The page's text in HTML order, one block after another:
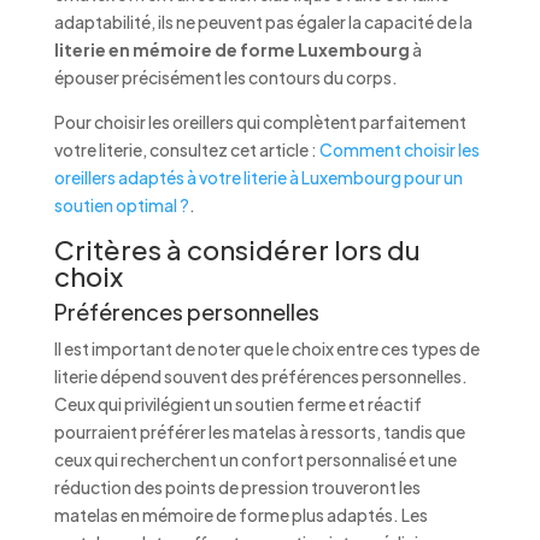
adaptabilité, ils ne peuvent pas égaler la capacité de la
literie en mémoire de forme Luxembourgà
épouser précisément les contours du corps.
Pour choisir les oreillers qui complètent parfaitement
votre literie, consultez cet article : Comment choisir les
oreillers adaptés à votre literie à Luxembourg pour un
soutien optimal ?.
Critères à considérer lors du
choix
Préférences personnelles
Il est important de noter que le choix entre ces types de
literie dépend souvent des préférences personnelles.
Ceux qui privilégient un soutien ferme et réactif
pourraient préférer les matelas à ressorts, tandis que
ceux qui recherchent un confort personnalisé et une
réduction des points de pression trouveront les
matelas en mémoire de forme plus adaptés. Les